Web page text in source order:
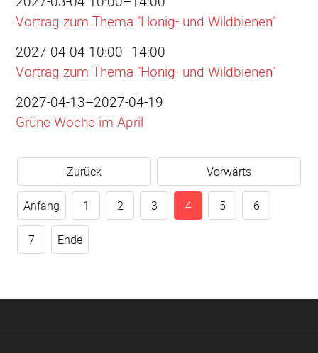
Vortrag zum Thema "Honig- und Wildbienen"
2027-04-04 10:00–14:00
Vortrag zum Thema "Honig- und Wildbienen"
2027-04-13–2027-04-19
Grüne Woche im April
Zurück Vorwärts
Anfang 1 2 3 4 5 6
7 Ende